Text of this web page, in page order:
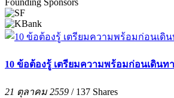
10 ข้อต้องรู้ เตรียมความพร้อมก่อนเดินท
21 ตุลาคม 2559 / 137 Shares